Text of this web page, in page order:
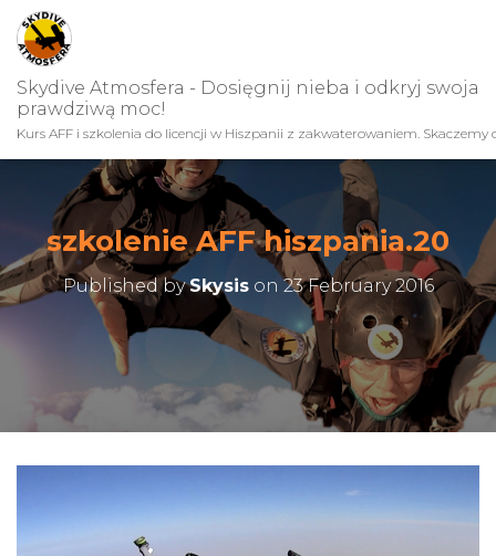
Skydive Atmosfera - Dosięgnij nieba i odkryj swoja
prawdziwą moc!
Kurs AFF i szkolenia do licencji w Hiszpanii z zakwaterowaniem. Skaczemy
szkolenie AFF hiszpania.20
Published bySkysison23 February 2016